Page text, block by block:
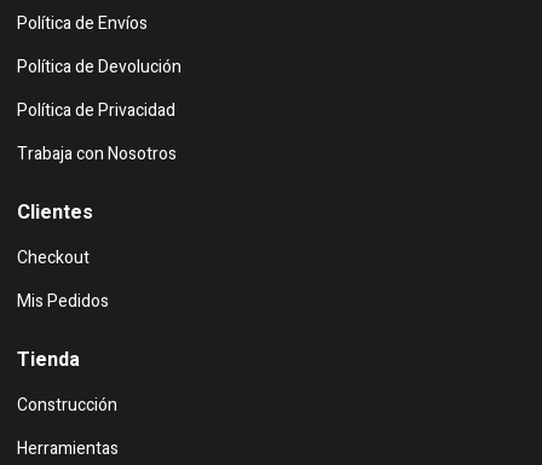
Política de Envíos
Política de Devolución
Política de Privacidad
Trabaja con Nosotros
Clientes
Checkout
Mis Pedidos
Tienda
Construcción
Herramientas